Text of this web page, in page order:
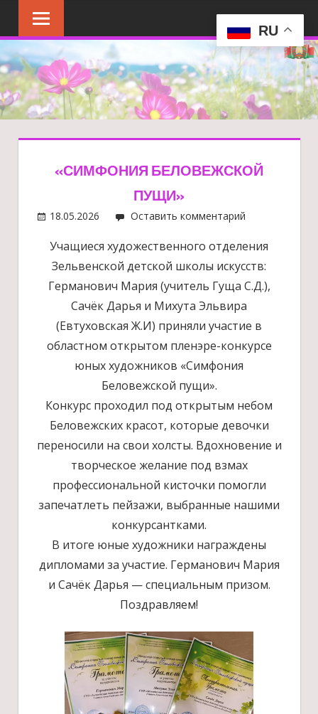
Перейти
содержимому
«СИМФОНИЯ БЕЛОВЕЖСКОЙ
ПУЩИ»
18.05.2026 Оставить комментарий
Учащиеся художественного отделения
Зельвенской детской школы искусств:
Германович Мария (учитель Гуща С.Д.),
Сачёк Дарья и Михута Эльвира
(Евтуховская Ж.И) приняли участие в
областном открытом пленэре-конкурсе
юных художников «Симфония
Беловежской пущи».
Конкурс проходил под открытым небом
Беловежских красот, которые девочки
переносили на свои холсты. Вдохновение и
творческое желание под взмах
профессиональной кисточки помогли
запечатлеть пейзажи, выбранные нашими
конкурсантками.
В итоге юные художники награждены
дипломами за участие. Германович Мария
и Сачёк Дарья — специальным призом.
Поздравляем!
RU